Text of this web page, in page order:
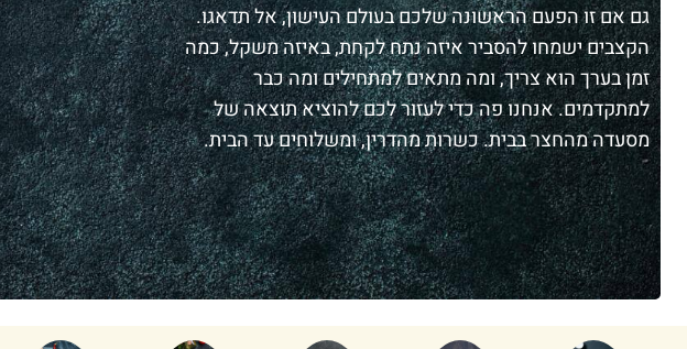
גם אם זו הפעם הראשונה שלכם בעולם העישון, אל תדאגו.
הקצבים ישמחו להסביר איזה נתח לקחת, באיזה משקל, כמה
זמן בערך הוא צריך, ומה מתאים למתחילים ומה כבר
למתקדמים. אנחנו פה כדי לעזור לכם להוציא תוצאה של
מסעדה מהחצר בבית. כשרות מהדרין, ומשלוחים עד הבית.